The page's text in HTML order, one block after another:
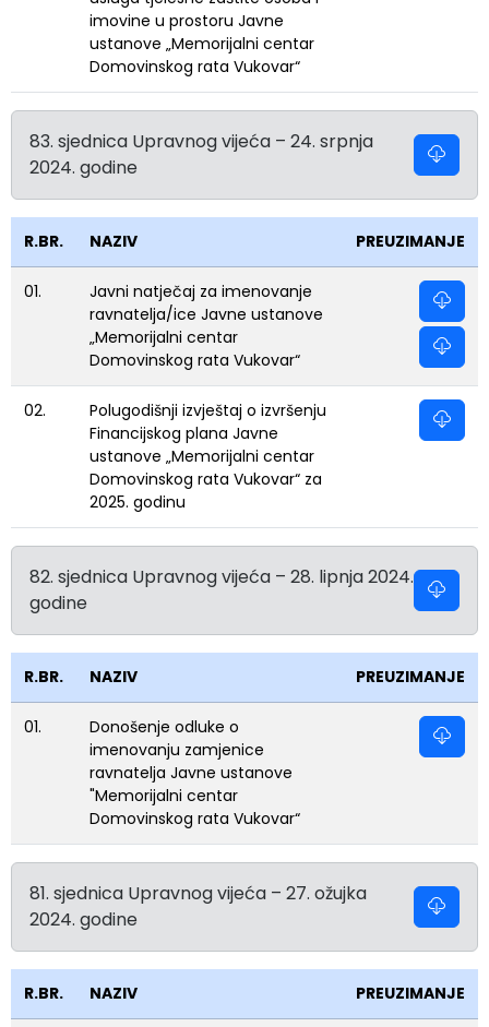
imovine u prostoru Javne
ustanove „Memorijalni centar
Domovinskog rata Vukovar“
83. sjednica Upravnog vijeća – 24. srpnja
2024. godine
R.BR. NAZIV PREUZIMANJE
01.
Javni natječaj za imenovanje
ravnatelja/ice Javne ustanove
„Memorijalni centar
Domovinskog rata Vukovar“
02.
Polugodišnji izvještaj o izvršenju
Financijskog plana Javne
ustanove „Memorijalni centar
Domovinskog rata Vukovar“ za
2025. godinu
82. sjednica Upravnog vijeća – 28. lipnja 2024.
godine
R.BR. NAZIV PREUZIMANJE
01.
Donošenje odluke o
imenovanju zamjenice
ravnatelja Javne ustanove
"Memorijalni centar
Domovinskog rata Vukovar“
81. sjednica Upravnog vijeća – 27. ožujka
2024. godine
R.BR. NAZIV PREUZIMANJE